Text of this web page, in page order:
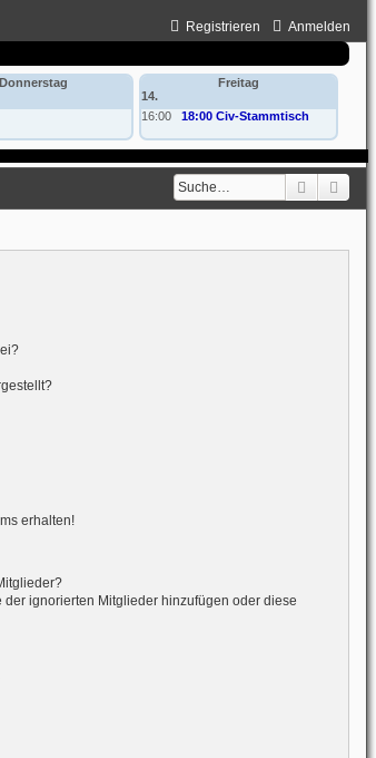
Anmelden
Registrieren
Donnerstag
Freitag
14.
16:00
18:00 Civ-Stammtisch
Suche
erhalten!
ignorierten Mitglieder hinzufügen oder diese